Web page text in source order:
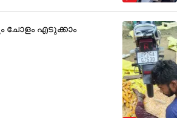
ചോളം എടുക്കാം